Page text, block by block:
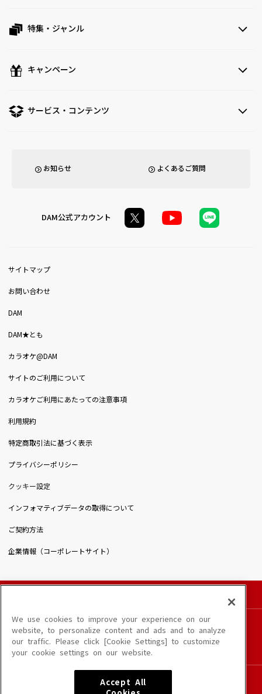
特集・ジャンル
キャンペーン
サービス・コンテンツ
お知らせ よくあるご質問
DAM公式アカウント
サイトマップ
お問い合わせ
DAM
DAM★とも
カラオケ@DAM
サイトのご利用について
カラオケご利用にあたっての注意事項
利用規約
特定商取引法に基づく表示
プライバシーポリシー
クッキー設定
インフォマティブデータの取得について
ご契約方法
企業情報（コーポレートサイト）
このサイトに掲載されている一切の文章・画像・写真・動画・音声等を、手段や形態を
問わず、著作権法の定める範囲を超えて無断で複製、転載、ファイル化などすることを
禁じます。
楽曲及びコンテンツは、端末や配信状況によりご利用いただけない場合があります。
楽曲によりMYリスト保存ができない場合があります。
6602250213Y31015 6602250112Y38026 6602250240Y31015
We use cookies to improve your experience on our
website, to personalize content and ads and to analyze
our traffic. Please click [Cookie Settings] to customize
your cookie settings on our website.
Accept All